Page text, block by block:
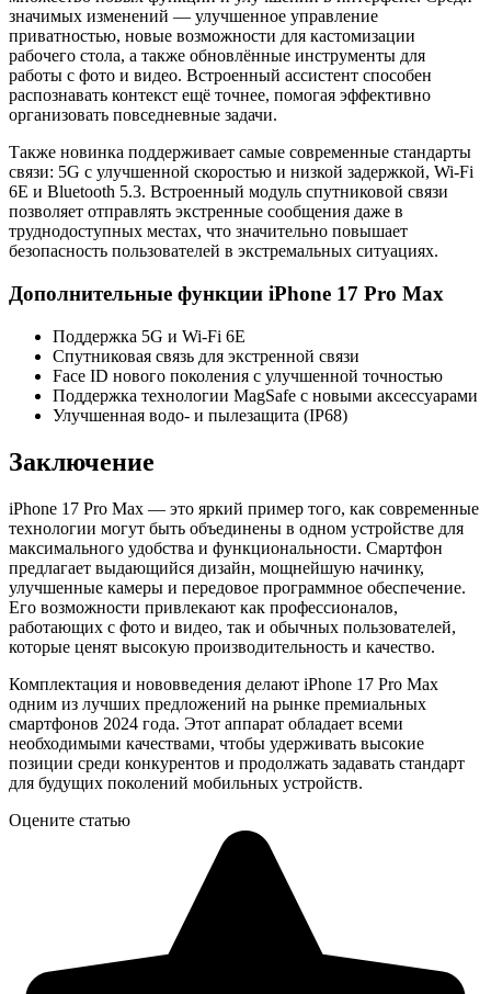
значимых изменений — улучшенное управление
приватностью, новые возможности для кастомизации
рабочего стола, а также обновлённые инструменты для
работы с фото и видео. Встроенный ассистент способен
распознавать контекст ещё точнее, помогая эффективно
организовать повседневные задачи.
Также новинка поддерживает самые современные стандарты
связи: 5G с улучшенной скоростью и низкой задержкой, Wi-Fi
6E и Bluetooth 5.3. Встроенный модуль спутниковой связи
позволяет отправлять экстренные сообщения даже в
труднодоступных местах, что значительно повышает
безопасность пользователей в экстремальных ситуациях.
Дополнительные функции iPhone 17 Pro Max
Поддержка 5G и Wi-Fi 6E
Спутниковая связь для экстренной связи
Face ID нового поколения с улучшенной точностью
Поддержка технологии MagSafe с новыми аксессуарами
Улучшенная водо- и пылезащита (IP68)
Заключение
iPhone 17 Pro Max — это яркий пример того, как современные
технологии могут быть объединены в одном устройстве для
максимального удобства и функциональности. Смартфон
предлагает выдающийся дизайн, мощнейшую начинку,
улучшенные камеры и передовое программное обеспечение.
Его возможности привлекают как профессионалов,
работающих с фото и видео, так и обычных пользователей,
которые ценят высокую производительность и качество.
Комплектация и нововведения делают iPhone 17 Pro Max
одним из лучших предложений на рынке премиальных
смартфонов 2024 года. Этот аппарат обладает всеми
необходимыми качествами, чтобы удерживать высокие
позиции среди конкурентов и продолжать задавать стандарт
для будущих поколений мобильных устройств.
Оцените статью